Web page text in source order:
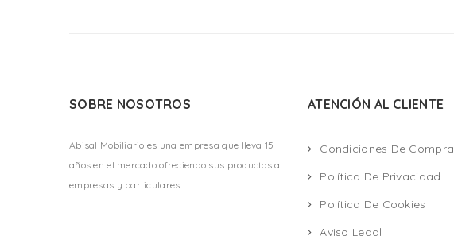
SOBRE NOSOTROS
Abisal Mobiliario es una empresa que lleva 15
años en el mercado ofreciendo sus productos a
empresas y particulares
ATENCIÓN AL CLIENTE
Condiciones De Compra
Política De Privacidad
Política De Cookies
Aviso Legal